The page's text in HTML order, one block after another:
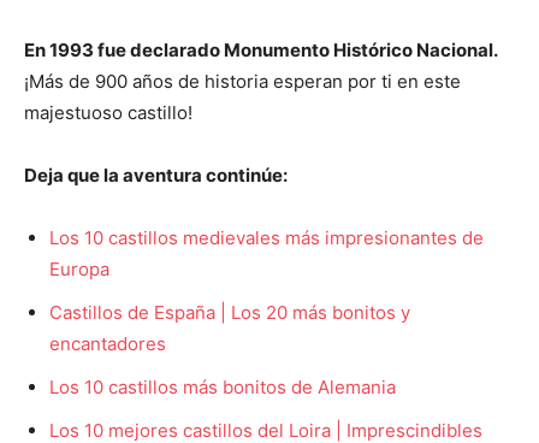
En 1993 fue declarado Monumento Histórico Nacional.
¡Más de 900 años de historia esperan por ti en este
majestuoso castillo!
Deja que la aventura continúe:
Los 10 castillos medievales más impresionantes de
Europa
Castillos de España | Los 20 más bonitos y
encantadores
Los 10 castillos más bonitos de Alemania
Los 10 mejores castillos del Loira | Imprescindibles